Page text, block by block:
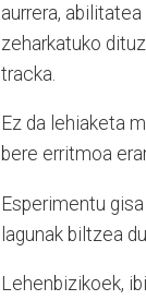
aurrera,
zeharkatuko
tracka.
Ez da lehiaketa
bere erritmoa
Esperimentu
lagunak biltzea
Lehenbizikoek,